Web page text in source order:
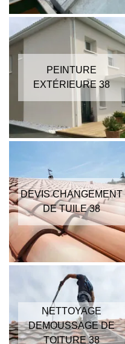
PEINTURE
EXTÉRIEURE 38
DEVIS CHANGEMENT
DE TUILE 38
NETTOYAGE
DEMOUSSAGE DE
TOITURE 38